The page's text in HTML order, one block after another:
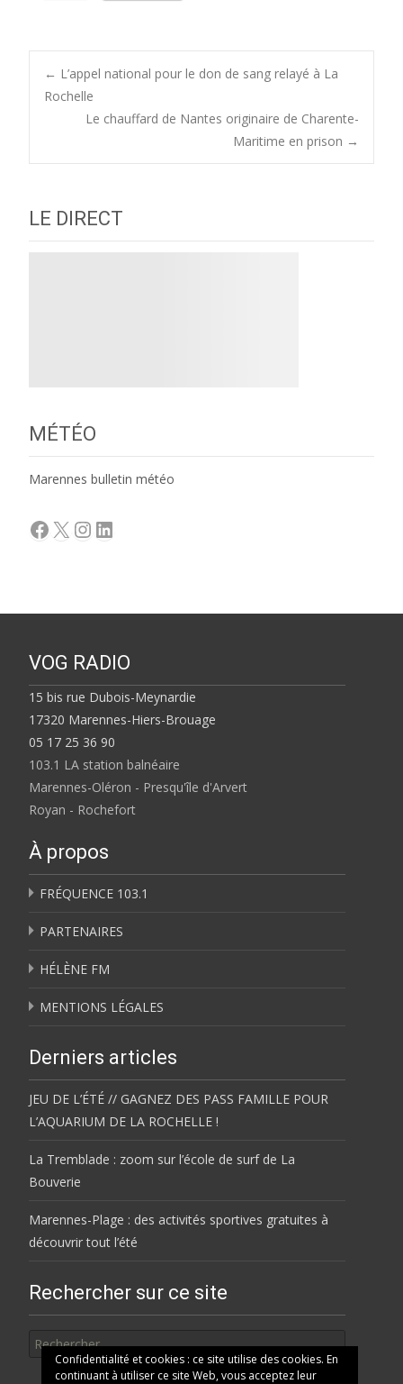
Post
navigation
← L’appel national pour le don de sang relayé à La
Rochelle
Le chauffard de Nantes originaire de Charente-
Maritime en prison →
LE DIRECT
MÉTÉO
Marennes bulletin météo
Facebook
X Instagram
LinkedIn
VOG RADIO
15 bis rue Dubois-Meynardie
17320 Marennes-Hiers-Brouage
05 17 25 36 90
103.1 LA station balnéaire
Marennes-Oléron - Presqu'île d'Arvert
Royan - Rochefort
À propos
FRÉQUENCE 103.1
PARTENAIRES
HÉLÈNE FM
MENTIONS LÉGALES
Derniers articles
JEU DE L’ÉTÉ // GAGNEZ DES PASS FAMILLE POUR
L’AQUARIUM DE LA ROCHELLE !
La Tremblade : zoom sur l’école de surf de La
Bouverie
Marennes-Plage : des activités sportives gratuites à
découvrir tout l’été
Rechercher sur ce site
Confidentialité et cookies : ce site utilise des cookies. En
continuant à utiliser ce site Web, vous acceptez leur